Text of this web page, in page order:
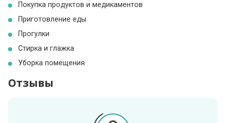
Покупка продуктов и медикаментов
Приготовление еды
Прогулки
Стирка и глажка
Уборка помещения
Отзывы